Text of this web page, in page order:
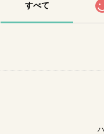
すべて